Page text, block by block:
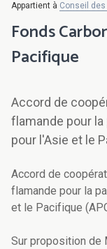
Appartient à Conseil
Fonds
Pacifique
Accord de
flamande pour
pour l'Asie et le
Accord de
flamande pour la
et le Pacifique
Sur proposition de